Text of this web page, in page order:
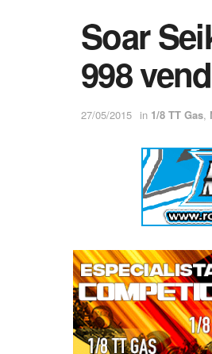
Soar
998
27/05/2015 in 1/8 TT Gas,